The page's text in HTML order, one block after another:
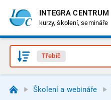
INTEGRA CENTRUM
kurzy, školení, semináře
Třebíč
Školení a webináře